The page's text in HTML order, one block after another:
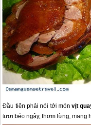
Đầu tiên phải nói tới mónvịt
tươi béo ngậy, thơm lừng, mang